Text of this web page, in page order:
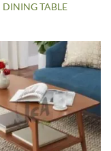
TABLE